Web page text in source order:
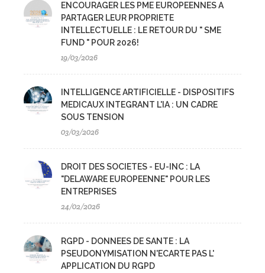
ENCOURAGER LES PME EUROPEENNES A
PARTAGER LEUR PROPRIETE
INTELLECTUELLE : LE RETOUR DU " SME
FUND " POUR 2026!
19/03/2026
INTELLIGENCE ARTIFICIELLE - DISPOSITIFS
MEDICAUX INTEGRANT L'IA : UN CADRE
SOUS TENSION
03/03/2026
DROIT DES SOCIETES - EU-INC : LA
"DELAWARE EUROPEENNE" POUR LES
ENTREPRISES
24/02/2026
RGPD - DONNEES DE SANTE : LA
PSEUDONYMISATION N'ECARTE PAS L'
APPLICATION DU RGPD